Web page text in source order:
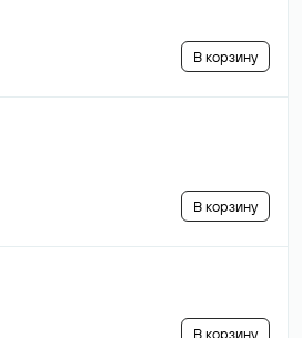
В корзину
В корзину
В корзину